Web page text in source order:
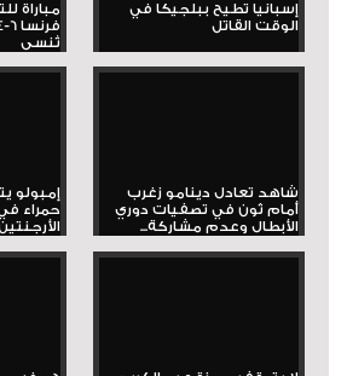
إسبانيا تطيح ببلجيكا في
الوقت القاتل
مباراة
تُنسى
شاهد تعادل دينامو زغرب
أمام ثون في تصفيات دوري
الأبطال وعدم مشاركة...
إمبولو
حمراء